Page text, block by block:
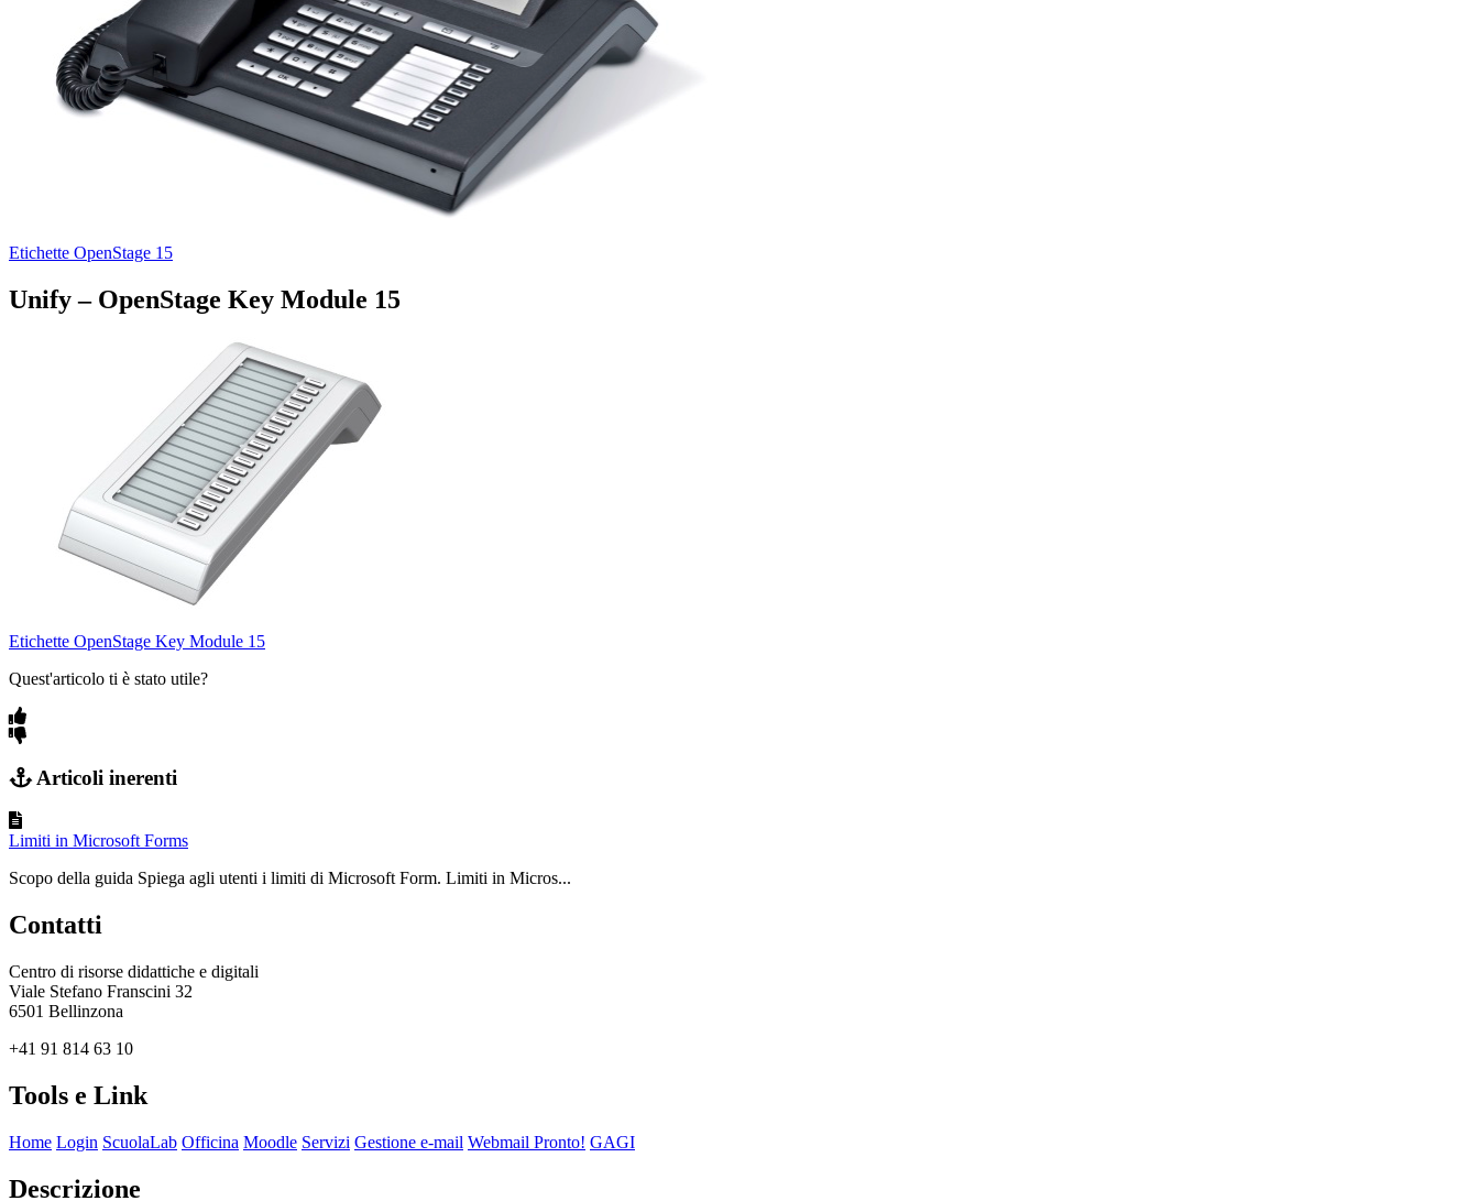
Etichette OpenStage 15
Unify – OpenStage Key Module 15
Etichette OpenStage Key Module 15
Quest'articolo ti è stato utile?
Articoli inerenti
Limiti in Microsoft Forms
Scopo della guida Spiega agli utenti i limiti di Microsoft Form. Limiti in Micros...
Contatti
Centro di risorse didattiche e digitali
Viale Stefano Franscini 32
6501 Bellinzona
+41 91 814 63 10
Tools e Link
Home Login ScuolaLab Officina Moodle Servizi Gestione e-mail Webmail Pronto! GAGI
Descrizione